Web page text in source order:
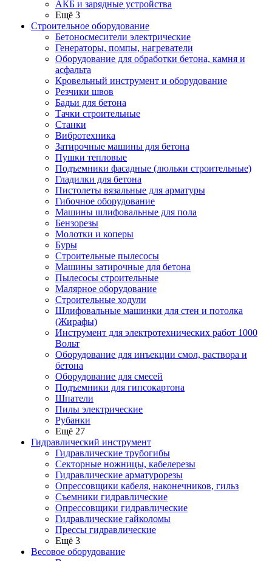
АКБ и зарядные устройства
Ещё 3
Строительное оборудование
Бетоносмесители электрические
Генераторы, помпы, нагреватели
Оборудование для обработки бетона, камня и
асфальта
Кровельный инструмент и оборудование
Резчики швов
Бадьи для бетона
Тачки строительные
Станки
Вибротехника
Затирочные машины для бетона
Пушки тепловые
Подъемники фасадные (люльки строительные)
Гладилки для бетона
Пистолеты вязальные для арматуры
Гибочное оборудование
Машины шлифовальные для пола
Бензорезы
Молотки и коперы
Буры
Строительные пылесосы
Машины затирочные для бетона
Пылесосы строительные
Малярное оборудование
Строительные ходули
Шлифовальные машинки для стен и потолка
(Жирафы)
Инструмент для электротехнических работ 1000
Вольт
Оборудование для инъекции смол, раствора и
бетона
Оборудование для смесей
Подъемники для гипсокартона
Шпатели
Пилы электрические
Рубанки
Ещё 27
Гидравлический инструмент
Гидравлические трубогибы
Секторные ножницы, кабелерезы
Гидравлические арматурорезы
Опрессовщики кабеля, наконечников, гильз
Съемники гидравлические
Опрессовщики гидравлические
Гидравлические гайколомы
Прессы гидравлические
Ещё 3
Весовое оборудование